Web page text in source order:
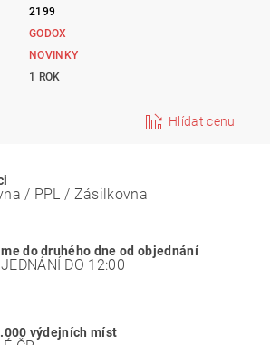
2199
GODOX
NOVINKY
1 ROK
Hlídat cenu
/ PPL / Zásilkovna
do druhého dne od objednání
DO 12:00
výdejních míst